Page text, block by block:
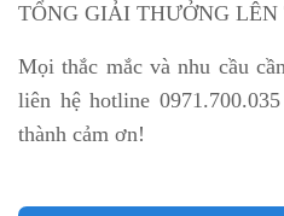
TỔNG GIẢI THƯỞNG LÊN
Mọi thắc mắc và nhu cầu
liên hệ hotline
thành cảm ơn!